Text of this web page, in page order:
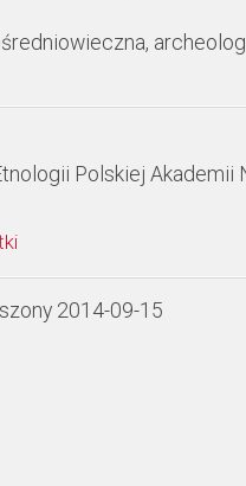
Polskiej Akademii
2014-09-15